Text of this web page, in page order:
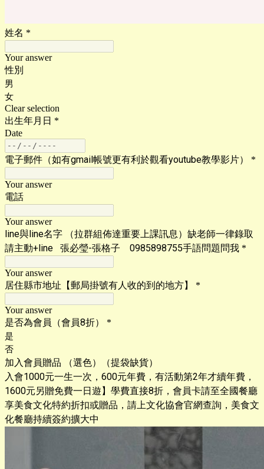
姓名 *
Your answer
性別
男
女
Clear selection
出生年月日 *
Date
電子郵件（如有gmail帳號更有利於觀看youtube教學影片） *
Your answer
電話
Your answer
line與line名字 （拉群組佈達重要上課訊息）缺老師一律錄取
請主動+line 張必瑩-張格子 0985898755手語問題問我 *
Your answer
居住縣市地址【郵局掛號有人收的到的地方】 *
Your answer
是否為會員（會員8折） *
是
否
加入會員贈品 （選色）（提袋缺貨）
入會1000元一生一次，600元年費，有活動第2年才續年費，
1600元另贈免費一日遊】學費直接8折，會員卡請至全國餐廳
享美食文化特約折扣或贈品，請上文化協會官網查詢，美食文
化餐廳持續簽約擴大中